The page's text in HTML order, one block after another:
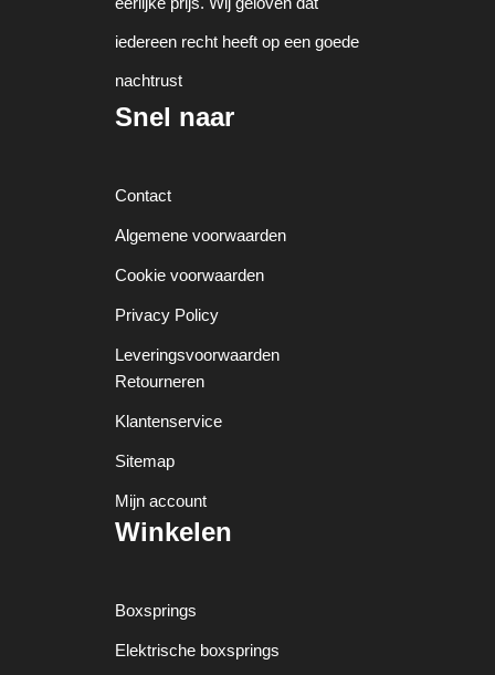
iedereen recht heeft op een goede
nachtrust
Snel naar
Contact
Algemene voorwaarden
Cookie voorwaarden
Privacy Policy
Leveringsvoorwaarden
Retourneren
Klantenservice
Sitemap
Mijn account
Winkelen
Boxsprings
Elektrische boxsprings